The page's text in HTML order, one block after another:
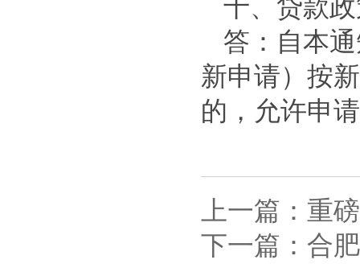
十、贷款
答：自本
新申请）按
的，允许申
上一篇：重
下一篇：合